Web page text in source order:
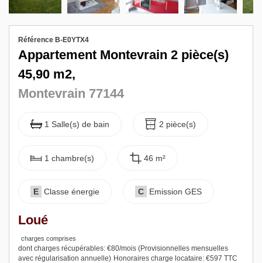
Référence B-E0YTX4
Appartement Montevrain 2 pièce(s)
45,90 m2,
Montevrain 77144
1 Salle(s) de bain 2 pièce(s)
1 chambre(s) 46 m²
E Classe énergie C Emission GES
Loué
charges comprises
dont charges récupérables: €80/mois (Provisionnelles mensuelles
avec régularisation annuelle) Honoraires charge locataire: €597 TTC